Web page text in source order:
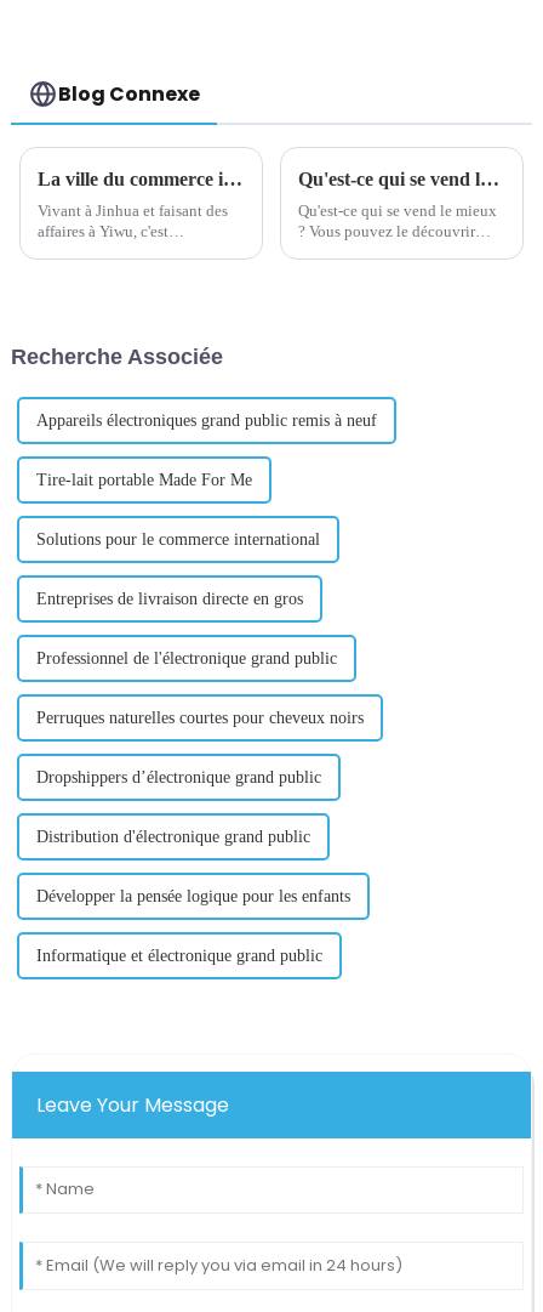
Blog Connexe
La ville du commerce international de Yiwu à l'américaine
Vivant à Jinhua et faisant des
affaires à Yiwu, c'est
produits de Yiwu viennent du
Qu'est-ce qui se vend le mieux ? Regardez les données de ventes du marché de Yiwu
Qu'est-ce qui se vend le mieux
? Vous pouvez le découvrir
déplorent est que...
Recherche Associée
Appareils électroniques grand public remis à neuf
Tire-lait portable Made For Me
Solutions pour le commerce international
Entreprises de livraison directe en gros
Professionnel de l'électronique grand public
Perruques naturelles courtes pour cheveux noirs
Dropshippers d’électronique grand public
Distribution d'électronique grand public
Développer la pensée logique pour les enfants
Informatique et électronique grand public
Leave Your Message